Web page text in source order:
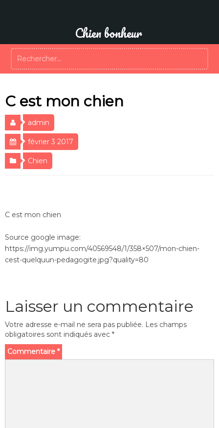
Chien bonheur
C est mon chien
admin
février 3 2017
Chien
C est mon chien
Source google image:
https://img.yumpu.com/40569548/1/358×507/mon-chien-
cest-quelquun-pedagogite.jpg?quality=80
Laisser un commentaire
Votre adresse e-mail ne sera pas publiée. Les champs
obligatoires sont indiqués avec *
Commentaire *
Rechercher :